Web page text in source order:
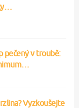
pečený v troubě:
Vyzkoušejte